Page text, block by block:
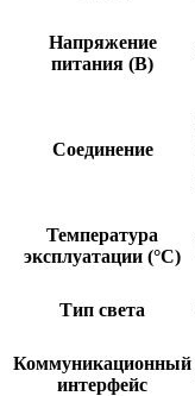
Напряжение
питания (В)
Соединение
Температура
эксплуатации (°C)
Тип света
Коммуникационный
интерфейс